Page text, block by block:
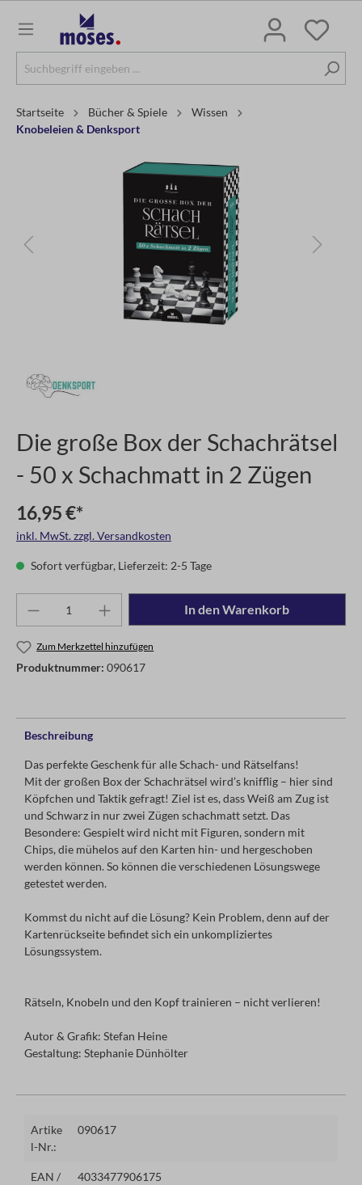
Startseite Bücher & Spiele
Wissen
Knobeleien & Denksport
Die große Box der Schachrätsel
- 50 x Schachmatt in 2 Zügen
16,95 €*
inkl. MwSt. zzgl. Versandkosten
Sofort verfügbar, Lieferzeit: 2-5 Tage
In den Warenkorb
Zum Merkzettel hinzufügen
Produktnummer: 090617
Beschreibung
Das perfekte Geschenk für alle Schach- und Rätselfans!
Mit der großen Box der Schachrätsel wird’s knifflig – hier sind
Köpfchen und Taktik gefragt! Ziel ist es, dass Weiß am Zug ist
und Schwarz in nur zwei Zügen schachmatt setzt. Das
Besondere: Gespielt wird nicht mit Figuren, sondern mit
Chips, die mühelos auf den Karten hin- und hergeschoben
werden können. So können die verschiedenen Lösungswege
getestet werden.
Kommst du nicht auf die Lösung? Kein Problem, denn auf der
Kartenrückseite befindet sich ein unkompliziertes
Lösungssystem.
Rätseln, Knobeln und den Kopf trainieren – nicht verlieren!
Autor & Grafik: Stefan Heine
Gestaltung: Stephanie Dünhölter
Artike
l-Nr.:
090617
EAN /
4033477906175